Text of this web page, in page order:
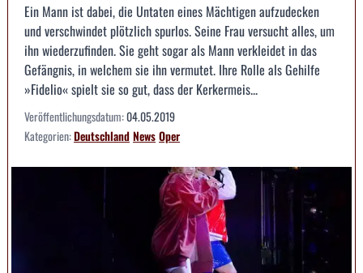
Ein Mann ist dabei, die Untaten eines Mächtigen aufzudecken
und verschwindet plötzlich spurlos. Seine Frau versucht alles, um
ihn wiederzufinden. Sie geht sogar als Mann verkleidet in das
Gefängnis, in welchem sie ihn vermutet. Ihre Rolle als Gehilfe
»Fidelio« spielt sie so gut, dass der Kerkermeis...
Veröffentlichungsdatum:04.05.2019
Kategorien:DeutschlandNewsOper